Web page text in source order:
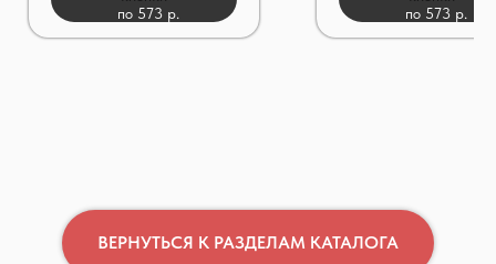
по 573 р. по 573 р.
ВЕРНУТЬСЯ К РАЗДЕЛАМ КАТАЛОГА